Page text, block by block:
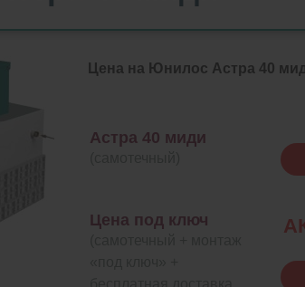
Цена на Юнилос Астра 40
Астра 40 миди
Цена под ключ